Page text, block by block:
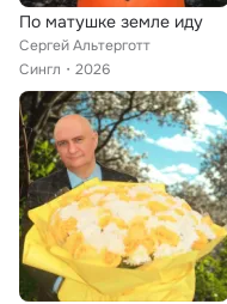
По матушке земле иду
Сергей Альтерготт
Сингл
2026